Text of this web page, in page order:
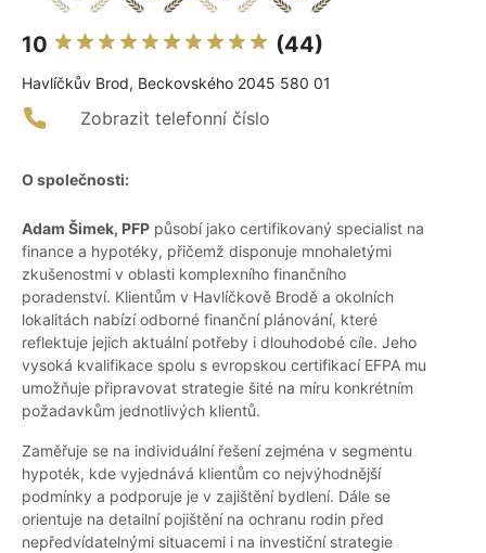
10 (44)
Havlíčkův Brod, Beckovského 2045 580 01
Zobrazit telefonní číslo
O společnosti:
Adam Šimek, PFP působí jako certifikovaný specialist na
finance a hypotéky, přičemž disponuje mnohaletými
zkušenostmi v oblasti komplexního finančního
poradenství. Klientům v Havlíčkově Brodě a okolních
lokalitách nabízí odborné finanční plánování, které
reflektuje jejich aktuální potřeby i dlouhodobé cíle. Jeho
vysoká kvalifikace spolu s evropskou certifikací EFPA mu
umožňuje připravovat strategie šité na míru konkrétním
požadavkům jednotlivých klientů.
Zaměřuje se na individuální řešení zejména v segmentu
hypoték, kde vyjednává klientům co nejvýhodnější
podmínky a podporuje je v zajištění bydlení. Dále se
orientuje na detailní pojištění na ochranu rodin před
nepředvídatelnými situacemi i na investiční strategie